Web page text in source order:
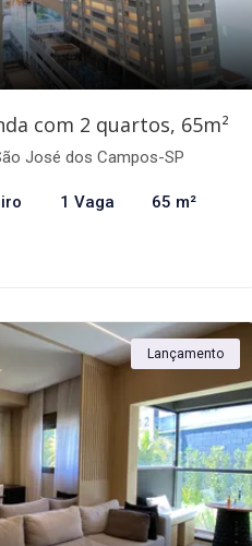
com 2 quartos, 65m²
José dos Campos-SP
1 Vaga 65 m²
Lançamento